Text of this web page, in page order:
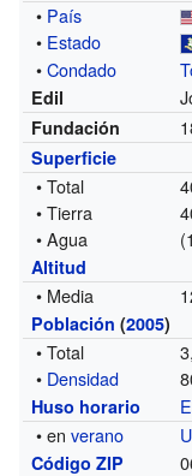
• País
• Estado
•Condado
Edil
Fundación
Superficie
• Total
• Tierra
• Agua
Altitud
• Media
Población (2005)
• Total
• Densidad
Huso horario
• enverano
Código ZIP